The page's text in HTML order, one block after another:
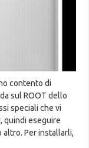
contento di
sul ROOT dello
speciali che vi
quindi eseguire
altro. Per installarli,